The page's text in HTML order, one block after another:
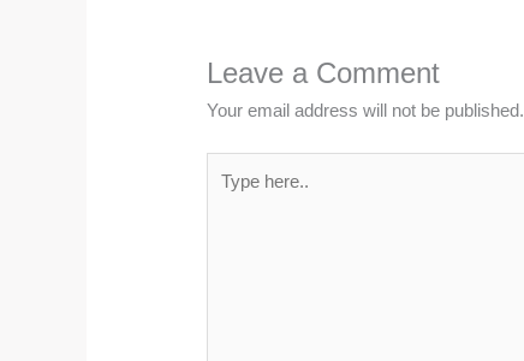
Leave a Comment
Your email address will not be published.
here..